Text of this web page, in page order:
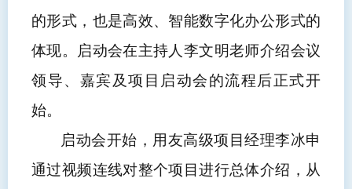
的形式，也是高效、智能数字化办公形式的
体现。启动会在主持人李文明老师介绍会议
领导、嘉宾及项目启动会的流程后正式开
始。
启动会开始，用友高级项目经理李冰申
通过视频连线对整个项目进行总体介绍，从